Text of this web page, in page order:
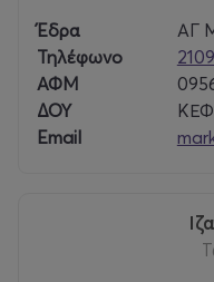
Έδρα
ΑΓ
Τηλέφωνο
ΑΦΜ
ΔΟΥ
Email